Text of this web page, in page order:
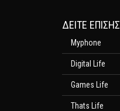
ΔΕΊΤΕ ΕΠΊΣΗΣ
Myphone
Digital Life
Games Life
Thats Life